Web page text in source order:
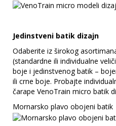
Jedinstveni batik dizajn
Odaberite iz širokog
(standardne ili individualne
boje i jedinstvenog batik –
ili crne boje. Probajte
čarape VenoTrain micro batik
Mornarsko plavo obojeni batik